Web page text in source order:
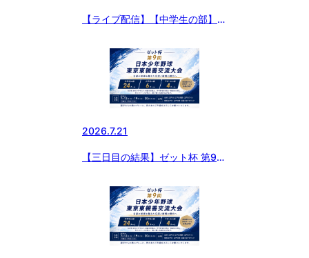
【ライブ配信】【中学生の部】ゼ
東親善交流大会
2026.7.21
【三日目の結果】ゼット杯 第9回